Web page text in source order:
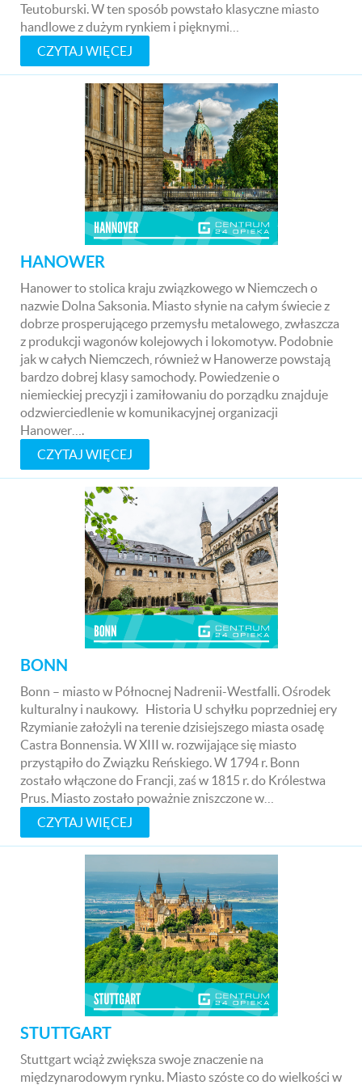
Teutoburski. W ten sposób powstało klasyczne miasto
handlowe z dużym rynkiem i pięknymi…
CZYTAJ WIĘCEJ
HANOWER
Hanower to stolica kraju związkowego w Niemczech o
nazwie Dolna Saksonia. Miasto słynie na całym świecie z
dobrze prosperującego przemysłu metalowego, zwłaszcza
z produkcji wagonów kolejowych i lokomotyw. Podobnie
jak w całych Niemczech, również w Hanowerze powstają
bardzo dobrej klasy samochody. Powiedzenie o
niemieckiej precyzji i zamiłowaniu do porządku znajduje
odzwierciedlenie w komunikacyjnej organizacji
Hanower….
CZYTAJ WIĘCEJ
BONN
Bonn – miasto w Północnej Nadrenii-Westfalli. Ośrodek
kulturalny i naukowy. Historia U schyłku poprzedniej ery
Rzymianie założyli na terenie dzisiejszego miasta osadę
Castra Bonnensia. W XIII w. rozwijające się miasto
przystąpiło do Związku Reńskiego. W 1794 r. Bonn
zostało włączone do Francji, zaś w 1815 r. do Królestwa
Prus. Miasto zostało poważnie zniszczone w…
CZYTAJ WIĘCEJ
STUTTGART
Stuttgart wciąż zwiększa swoje znaczenie na
międzynarodowym rynku. Miasto szóste co do wielkości w